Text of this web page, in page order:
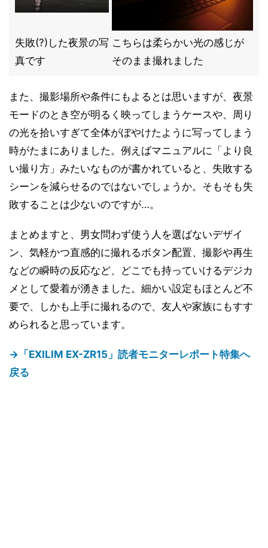
失敗(?)した夜景の写
真です
こちらは柔らかい光の感じが
そのまま撮れました
また、撮影場所や条件にもよるとは思いますが、夜景
モードのとき空が明るく映ってしまうケースや、周り
の光を拾いすぎて全体がぼやけたように写ってしまう
時がたまにありました。例えばマニュアルに「より良
い撮り方」みたいなものが書かれていると、失敗する
シーンを減らせるのではないでしょうか。そもそも失
敗することは少ないのですが…。
まとめますと、男女問わず使う人を選ばないデザイ
ン、気軽かつ直感的に撮れるボタン配置、撮影や再生
などの瞬時の反応など、どこでも持っていけるデジカ
メとして愛着が湧きました。細かい設定もほとんど不
要で、しかも上手に撮れるので、友人や家族にもすす
められると思っています。
→「EXILIM EX-ZR15」読者モニターレポート特集へ
戻る